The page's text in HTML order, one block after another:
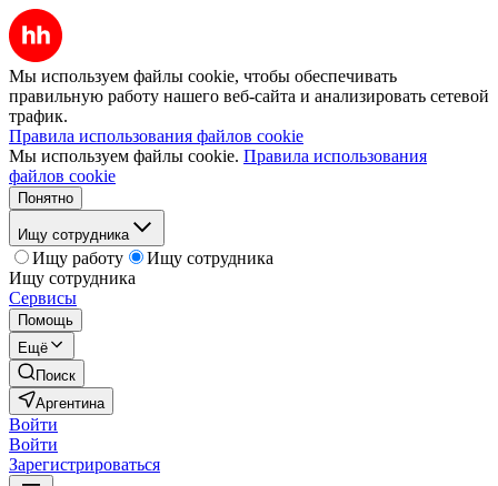
Мы используем файлы cookie, чтобы обеспечивать
правильную работу нашего веб-сайта и анализировать сетевой
трафик.
Правила использования файлов cookie
Мы используем файлы cookie. Правила использования
файлов cookie
Понятно
Ищу сотрудника
Ищу работу
Ищу сотрудника
Ищу сотрудника
Сервисы
Помощь
Ещё
Поиск
Аргентина
Войти
Войти
Зарегистрироваться